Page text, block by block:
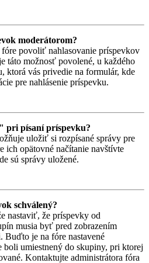
moderátorom?
povoliť nahlasovanie príspevkov
táto možnosť povolené, u každého
ktorá vás privedie na formulár, kde
pre nahlásenie príspevku.
pri písaní príspevku?
uložiť si rozpísané správy pre
ich opätovné načítanie navštívte
sú správy uložené.
schválený?
nastaviť, že príspevky od
musia byť pred zobrazením
Buďto je na fóre nastavené
boli umiestnený do skupiny, pri ktorej
Kontaktujte administrátora fóra